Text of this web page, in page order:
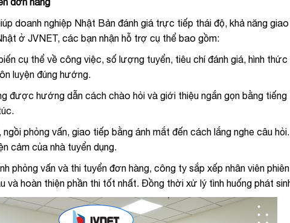
doanh nghiệp Nhật Bản đánh giá trực tiếp thái độ, khả năng
ở JVNET, các bạn nhận hỗ trợ cụ thể bao gồm:
cụ thể về công việc, số lượng tuyển, tiêu chí đánh giá, hình
luyện đúng hướng.
được hướng dẫn cách chào hỏi và giới thiệu ngắn gọn bằng
phỏng vấn, giao tiếp bằng ánh mắt đến cách lắng nghe câu
cảm của nhà tuyển dụng.
phỏng vấn và thi tuyển đơn hàng, công ty sắp xếp nhân viên
và hoàn thiện phần thi tốt nhất. Đồng thời xử lý tình huống phát